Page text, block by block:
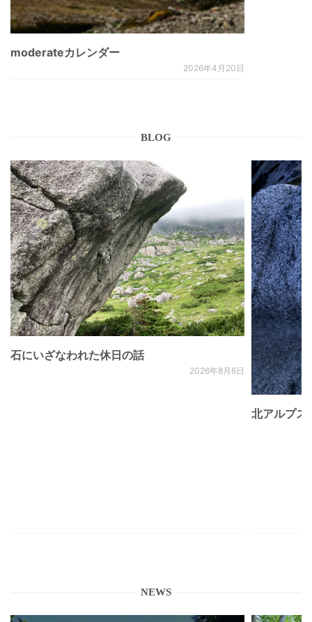
moderateカレンダー
2026年4月20日
BLOG
石にいざなわれた休日の話
2026年8月6日
北アルプ
NEWS